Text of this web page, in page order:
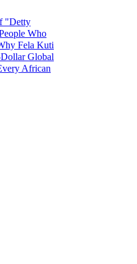
Who
Fela Kuti
Global
African